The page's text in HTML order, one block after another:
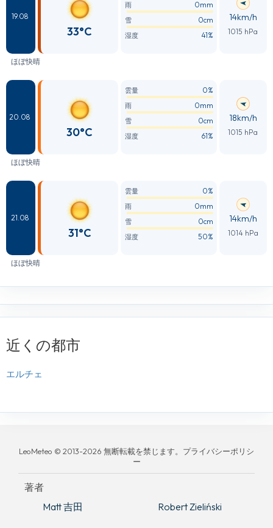
19.08
33°C
雨 0mm
雪 0cm
湿度 41%
14km/h
1015 hPa
ほぼ快晴
20.08
30°C
雲量 0%
雨 0mm
雪 0cm
湿度 61%
18km/h
1015 hPa
ほぼ快晴
21.08
31°C
雲量 0%
雨 0mm
雪 0cm
湿度 50%
14km/h
1014 hPa
ほぼ快晴
近くの都市
エルチェ
LeoMeteo © 2013-2026 無断転載を禁じます。プライバシーポリシ
ー
著者
Matt 吉田
Robert Zieliński